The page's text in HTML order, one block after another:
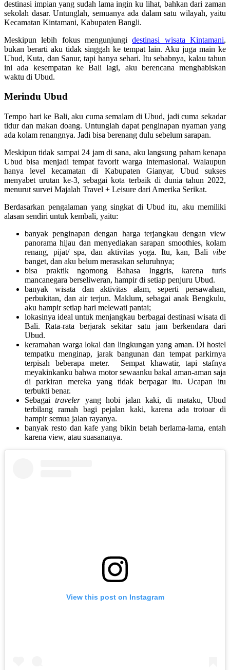
destinasi impian yang sudah lama ingin ku lihat, bahkan dari zaman
sekolah dasar. Untunglah, semuanya ada dalam satu wilayah, yaitu
Kecamatan Kintamani, Kabupaten Bangli.
Meskipun lebih fokus mengunjungidestinasi wisata Kintamani,
bukan berarti aku tidak singgah ke tempat lain. Aku juga main ke
Ubud, Kuta, dan Sanur, tapi hanya sehari. Itu sebabnya, kalau tahun
ini ada kesempatan ke Bali lagi, aku berencana menghabiskan
waktu di Ubud.
Merindu Ubud
Tempo hari ke Bali, aku cuma semalam di Ubud, jadi cuma sekadar
tidur dan makan doang. Untunglah dapat penginapan nyaman yang
ada kolam renangnya. Jadi bisa berenang dulu sebelum sarapan.
Meskipun tidak sampai 24 jam di sana, aku langsung paham kenapa
Ubud bisa menjadi tempat favorit warga internasional. Walaupun
hanya level kecamatan di Kabupaten Gianyar, Ubud sukses
menyabet urutan ke-3, sebagai kota terbaik di dunia tahun 2022,
menurut survei Majalah Travel + Leisure dari Amerika Serikat.
Berdasarkan pengalaman yang singkat di Ubud itu, aku memiliki
alasan sendiri untuk kembali, yaitu:
banyak penginapan dengan harga terjangkau dengan view
panorama hijau dan menyediakan sarapan smoothies, kolam
renang, pijat/ spa, dan aktivitas yoga. Itu, kan, Bali vibe
banget, dan aku belum merasakan seluruhnya;
bisa praktik ngomong Bahasa Inggris, karena turis
mancanegara berseliweran, hampir di setiap penjuru Ubud.
banyak wisata dan aktivitas alam, seperti persawahan,
perbukitan, dan air terjun. Maklum, sebagai anak Bengkulu,
aku hampir setiap hari melewati pantai;
lokasinya ideal untuk menjangkau berbagai destinasi wisata di
Bali. Rata-rata berjarak sekitar satu jam berkendara dari
Ubud.
keramahan warga lokal dan lingkungan yang aman. Di hostel
tempatku menginap, jarak bangunan dan tempat parkirnya
terpisah beberapa meter. Sempat khawatir, tapi stafnya
meyakinkanku bahwa motor sewaanku bakal aman-aman saja
di parkiran mereka yang tidak berpagar itu. Ucapan itu
terbukti benar.
Sebagaitraveleryang hobi jalan kaki, di mataku, Ubud
terbilang ramah bagi pejalan kaki, karena ada trotoar di
hampir semua jalan rayanya.
banyak resto dan kafe yang bikin betah berlama-lama, entah
karena view, atau suasananya.
View this post on Instagram